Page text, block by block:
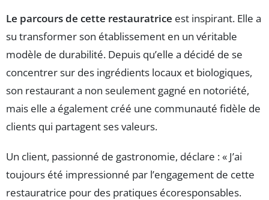
Le parcours de cette restauratrice est inspirant. Elle a
su transformer son établissement en un véritable
modèle de durabilité. Depuis qu’elle a décidé de se
concentrer sur des ingrédients locaux et biologiques,
son restaurant a non seulement gagné en notoriété,
mais elle a également créé une communauté fidèle de
clients qui partagent ses valeurs.
Un client, passionné de gastronomie, déclare : « J’ai
toujours été impressionné par l’engagement de cette
restauratrice pour des pratiques écoresponsables.